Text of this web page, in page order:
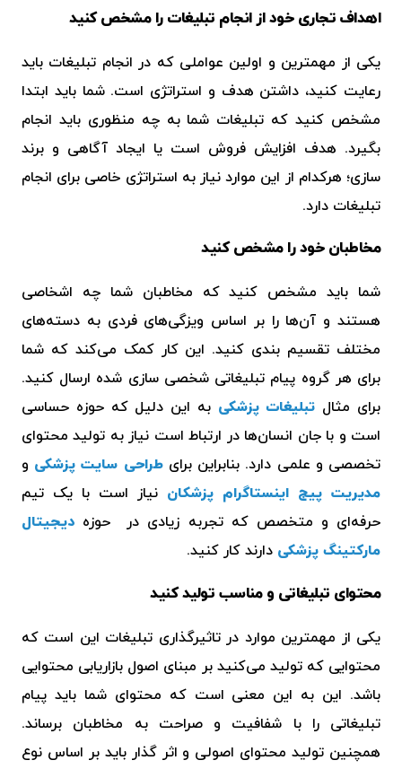
اهداف تجاری خود از انجام تبلیغات را مشخص کنید
یکی از مهمترین و اولین عواملی که در انجام تبلیغات باید
رعایت کنید، داشتن هدف و استراتژی است. شما باید ابتدا
مشخص کنید که تبلیغات شما به چه منظوری باید انجام
بگیرد. هدف افزایش فروش است یا ایجاد آگاهی و برند
سازی؛ هرکدام از این موارد نیاز به استراتژی خاصی برای انجام
تبلیغات دارد.
مخاطبان خود را مشخص کنید
شما باید مشخص کنید که مخاطبان شما چه اشخاصی
هستند و آن‌ها را بر اساس ویزگی‌های فردی به دسته‌های
مختلف تقسیم بندی کنید. این کار کمک می‌کند که شما
برای هر گروه پیام تبلیغاتی شخصی سازی شده ارسال کنید.
برای مثال تبلیغات پزشکی به این دلیل که حوزه حساسی
است و با جان انسان‌ها در ارتباط است نیاز به تولید محتوای
تخصصی و علمی دارد. بنابراین برایطراحی سایت پزشکی و
مدیریت پیج اینستاگرام پزشکان نیاز است با یک تیم
حرفه‌ای و متخصص که تجربه زیادی در حوزه دیجیتال
مارکتینگ پزشکی دارند کار کنید.
محتوای تبلیغاتی و مناسب تولید کنید
یکی از مهمترین موارد در تاثیرگذاری تبلیغات این است که
محتوایی که تولید می‌کنید بر مبنای اصول بازاریابی محتوایی
باشد. این به این معنی است که محتوای شما باید پیام
تبلیغاتی را با شفافیت و صراحت به مخاطبان برساند.
همچنین تولید محتوای اصولی و اثر گذار باید بر اساس نوع